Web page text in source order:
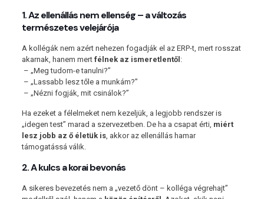
1. Az ellenállás nem ellenség – a változás
természetes velejárója
A kollégák nem azért nehezen fogadják el az ERP-t, mert rosszat
akarnak, hanem mert félnek az ismeretlentől :
– „Meg tudom-e tanulni?”
– „Lassabb lesz tőle a munkám?”
– „Nézni fogják, mit csinálok?”
Ha ezeket a félelmeket nem kezeljük, a legjobb rendszer is
„idegen test” marad a szervezetben. De ha a csapat érti, miért
lesz jobb az ő életük is, akkor az ellenállás hamar
támogatássá válik.
2. A kulcs a korai bevonás
A sikeres bevezetés nem a „vezető dönt – kolléga végrehajt”